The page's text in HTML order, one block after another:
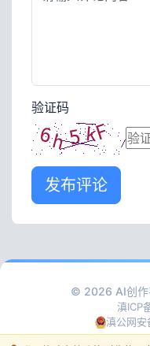
验证码
发布评论
© 2026 AI创
滇ICP
滇公网